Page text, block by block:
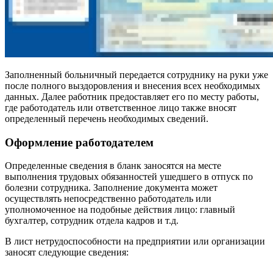
Заполненный больничный передается сотруднику на руки уже
после полного выздоровления и внесения всех необходимых
данных. Далее работник предоставляет его по месту работы,
где работодатель или ответственное лицо также вносят
определенный перечень необходимых сведений.
Оформление работодателем
Определенные сведения в бланк заносятся на месте
выполнения трудовых обязанностей ушедшего в отпуск по
болезни сотрудника. Заполнение документа может
осуществлять непосредственно работодатель или
уполномоченное на подобные действия лицо: главный
бухгалтер, сотрудник отдела кадров и т.д.
В лист нетрудоспособности на предприятии или организации
заносят следующие сведения: